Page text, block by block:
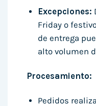
Excepciones:
Friday o
de entrega
alto volumen
Procesamiento:
Pedidos